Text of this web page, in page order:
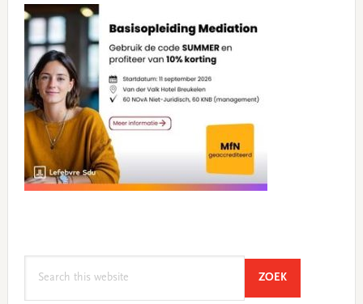
ZOEKSEARCH